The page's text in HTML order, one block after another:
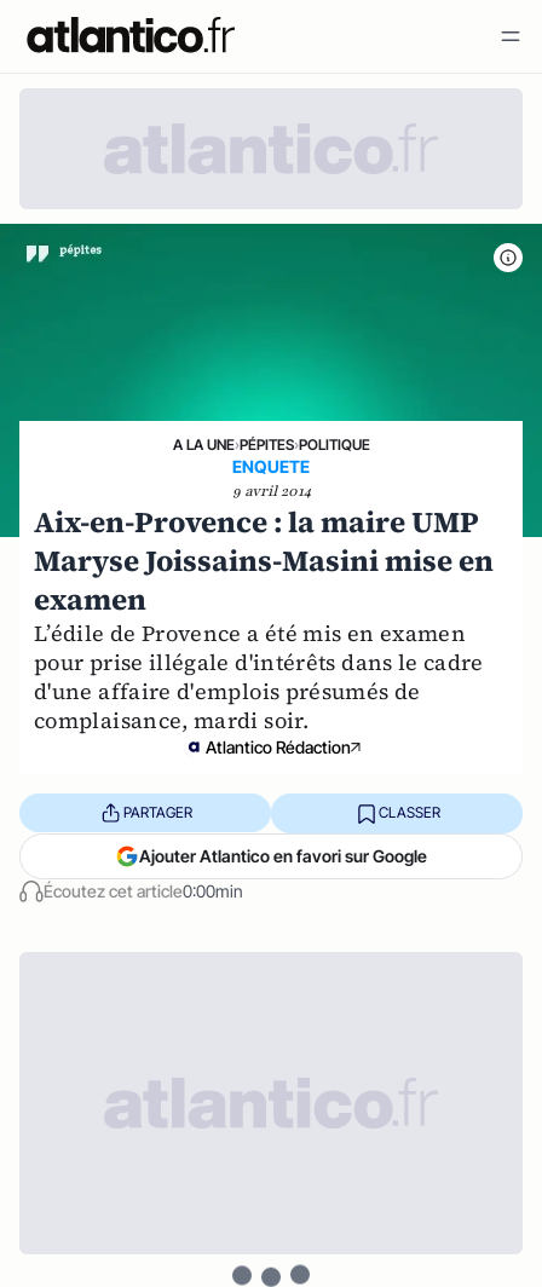
A LA UNE›PÉPITES›POLITIQUE
ENQUETE
9 avril 2014
Aix-en-Provence : la maire UMP
Maryse Joissains-Masini mise en
examen
L’édile de Provence a été mis en examen
pour prise illégale d'intérêts dans le cadre
d'une affaire d'emplois présumés de
complaisance, mardi soir.
Atlantico Rédaction
Écoutez cet article0:00min
PARTAGER CLASSER
Ajouter Atlantico en favori sur Google